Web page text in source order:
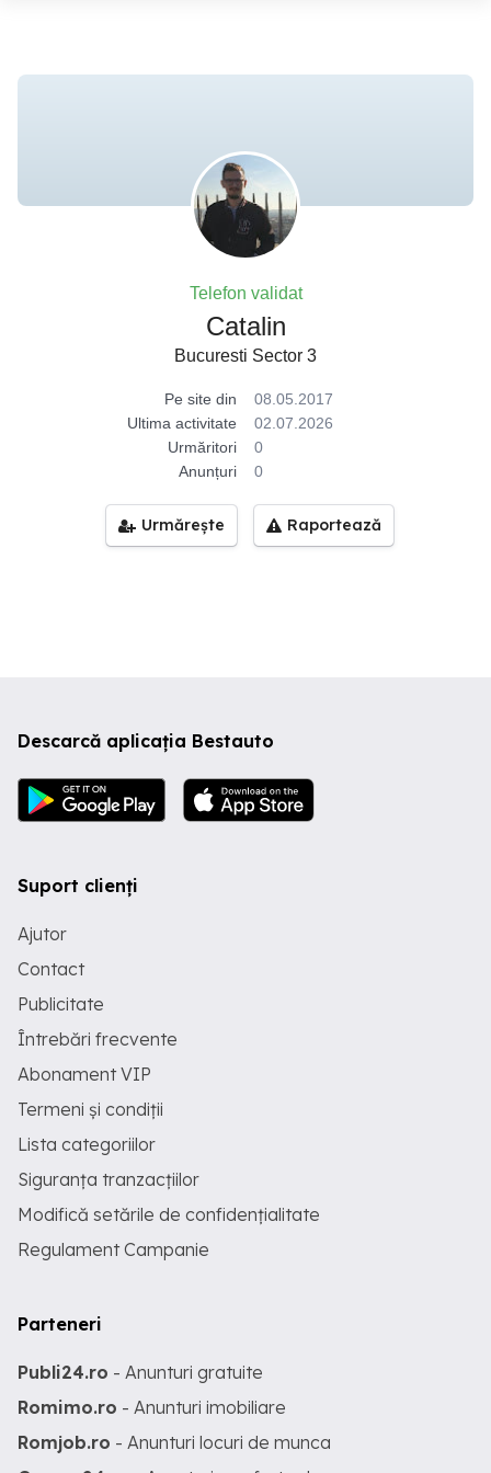
Telefon validat
Catalin
Bucuresti Sector 3
Pe site din
08.05.2017
Ultima activitate
02.07.2026
Urmăritori
0
Anunțuri
0
Urmărește Raportează
Descarcă aplicația Bestauto
Suport clienți
Ajutor
Contact
Publicitate
Întrebări frecvente
Abonament VIP
Termeni și condiții
Lista categoriilor
Siguranța tranzacțiilor
Modifică setările de confidențialitate
Regulament Campanie
Parteneri
Publi24.ro - Anunturi gratuite
Romimo.ro - Anunturi imobiliare
Romjob.ro - Anunturi locuri de munca